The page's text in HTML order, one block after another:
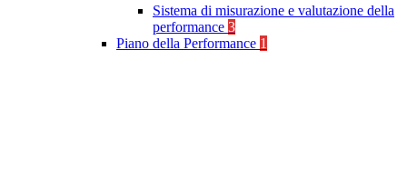
Sistema di misurazione e valutazione della
performance 3
Piano della Performance 1